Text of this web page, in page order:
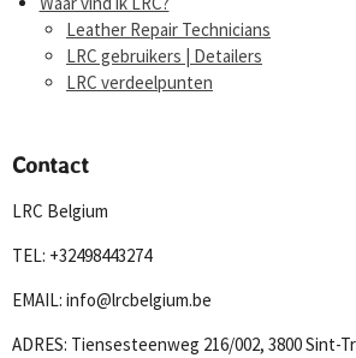
Leather Repair Technicians
LRC gebruikers | Detailers
LRC verdeelpunten
Contact
LRC Belgium
TEL: +32498443274
EMAIL: info@lrcbelgium.be
ADRES: Tiensesteenweg 216/002, 3800 Sint-